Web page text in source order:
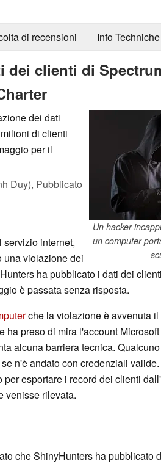
di recensioni Info
dei clienti di
Un hacker
un computer
dei dati
di clienti
per il
Duy), Pubblicato
internet,
una violazione dei
ha pubblicato i dati dei
è passata senza risposta.
che la violazione è avvenuta il
preso di mira l'account
alcuna barriera tecnica.
n'è andato con credenziali
esportare i record dei clienti
venisse rilevata.
che ShinyHunters ha pubblicato